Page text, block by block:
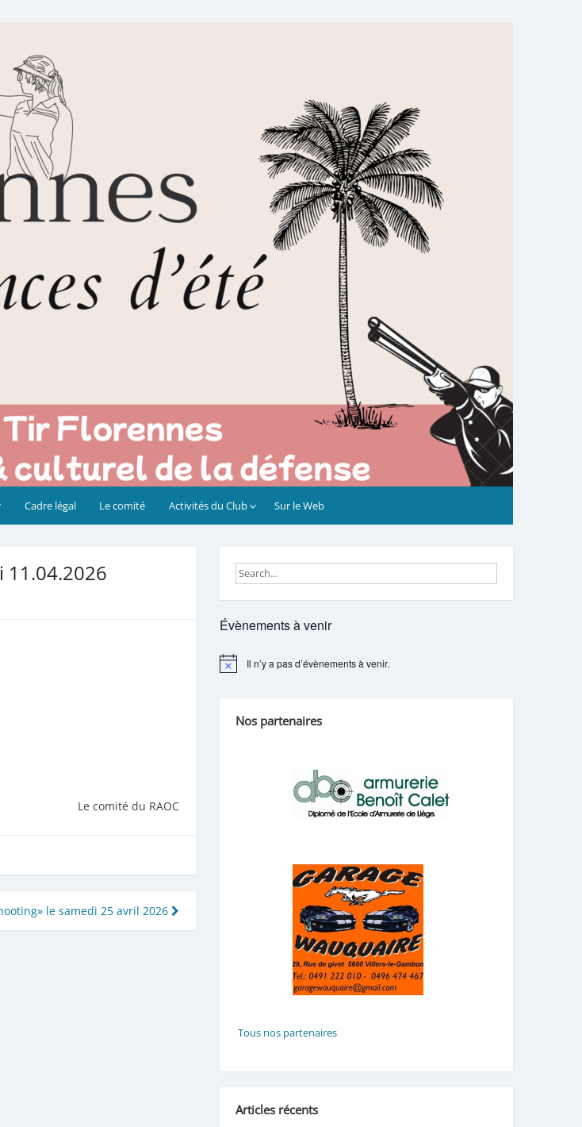
Cadre légal Le comité Activités du Club Sur le Web
11.04.2026
Le comité du RAOC
le samedi 25 avril 2026
Évènements à venir
Notice Il n’y a pas d’évènements à venir.
Nos partenaires
Tous nos partenaires
Articles récents